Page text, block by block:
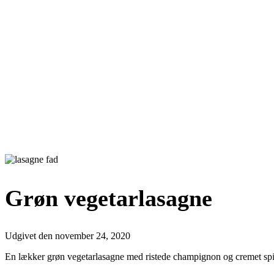
Grøn vegetarlasagne
Udgivet den november 24, 2020
En lækker grøn vegetarlasagne med ristede champignon og cremet